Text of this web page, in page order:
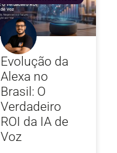
Evolução da
Alexa no
Brasil: O
Verdadeiro
ROI da IA de
Voz